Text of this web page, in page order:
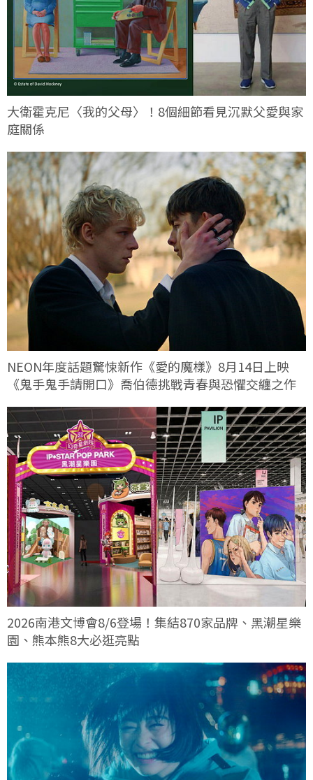
大衛霍克尼〈我的父母〉！8個細節看見沉默父愛與家
庭關係
NEON年度話題驚悚新作《愛的魔樣》8月14日上映
《鬼手鬼手請開口》喬伯德挑戰青春與恐懼交纏之作
2026南港文博會8/6登場！集結870家品牌、黑潮星樂
園、熊本熊8大必逛亮點